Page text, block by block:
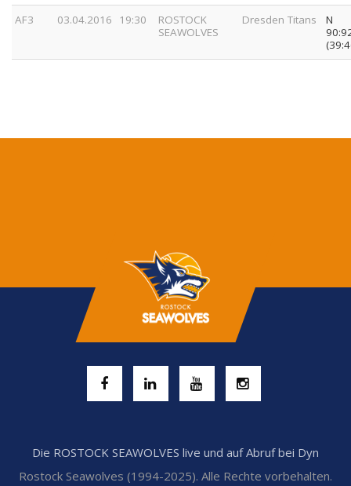
AF3 03.04.2016 19:30
ROSTOCK
SEAWOLVES
Dresden Titans
N
Die ROSTOCK SEAWOLVES live und auf Abruf bei Dyn
Rostock Seawolves (1994-2025). Alle Rechte vorbehalten.